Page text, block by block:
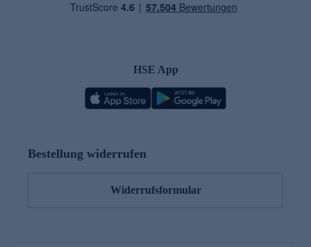
HSE App
Bestellung widerrufen
Widerrufsformular